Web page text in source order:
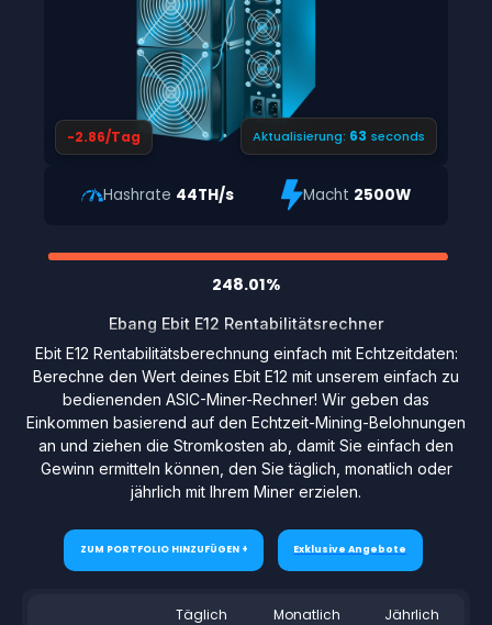
-2.86/Tag Aktualisierung: 62 seconds
Hashrate 44TH/s Macht 2500W
248.01%
Ebang Ebit E12 Rentabilitätsrechner
Ebit E12 Rentabilitätsberechnung einfach mit Echtzeitdaten:
Berechne den Wert deines Ebit E12 mit unserem einfach zu
bedienenden ASIC-Miner-Rechner! Wir geben das
Einkommen basierend auf den Echtzeit-Mining-Belohnungen
an und ziehen die Stromkosten ab, damit Sie einfach den
Gewinn ermitteln können, den Sie täglich, monatlich oder
jährlich mit Ihrem Miner erzielen.
ZUM PORTFOLIO HINZUFÜGEN + Exklusive Angebote
Täglich Monatlich Jährlich